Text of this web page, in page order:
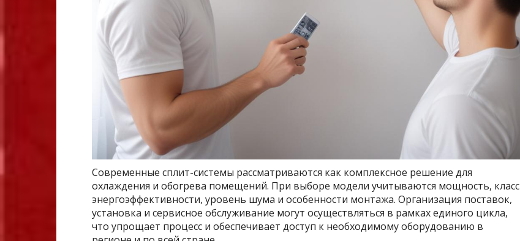
Современные сплит-системы рассматриваются как комплексное решение для
охлаждения и обогрева помещений. При выборе модели учитываются мощность, класс
энергоэффективности, уровень шума и особенности монтажа. Организация поставок,
установка и сервисное обслуживание могут осуществляться в рамках единого цикла,
что упрощает процесс и обеспечивает доступ к необходимому оборудованию в